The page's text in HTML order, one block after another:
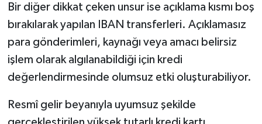
Bir diğer dikkat çeken unsur ise açıklama kısmı boş
bırakılarak yapılan IBAN transferleri. Açıklamasız
para gönderimleri, kaynağı veya amacı belirsiz
işlem olarak algılanabildiği için kredi
değerlendirmesinde olumsuz etki oluşturabiliyor.
Resmî gelir beyanıyla uyumsuz şekilde